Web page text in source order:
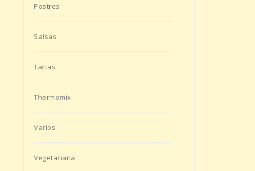
Postres
Salsas
Tartas
Thermomix
Varios
Vegetariana